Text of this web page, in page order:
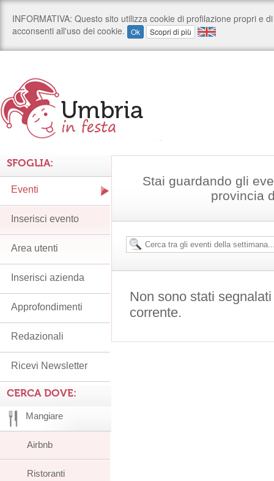
Stai guardando gli
provincia
Non sono stati
corrente.
SFOGLIA:
Eventi
Inserisci evento
Area utenti
Inserisci azienda
Approfondimenti
Redazionali
Ricevi Newsletter
CERCA DOVE:
Mangiare
Airbnb
Ristoranti